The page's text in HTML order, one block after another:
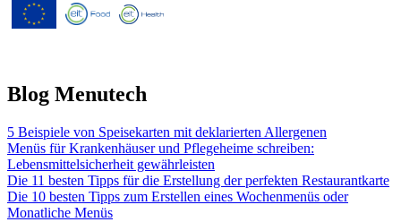
Blog Menutech
5 Beispiele von Speisekarten mit deklarierten Allergenen
Menüs für Krankenhäuser und Pflegeheime schreiben:
Lebensmittelsicherheit gewährleisten
Die 11 besten Tipps für die Erstellung der perfekten Restaurantkarte
Die 10 besten Tipps zum Erstellen eines Wochenmenüs oder
Monatliche Menüs